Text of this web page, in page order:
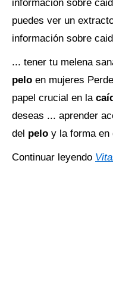
información sobre
puedes ver un
información sobre
... tener tu melena
pelo en mujeres
papel crucial en la
deseas ... aprender
del pelo y la forma en
Continuar leyendo